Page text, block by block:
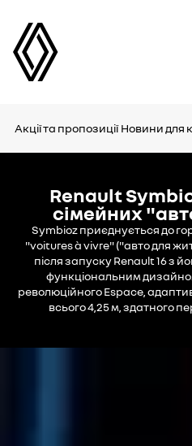
Акції та пропозиції Новини для
Renault
сімейних
Symbioz приєднується до
"voitures à vivre" ("авто для
після запуску Renault 16 з
функціональним
революційного Espace,
всього 4,25 м, здатного